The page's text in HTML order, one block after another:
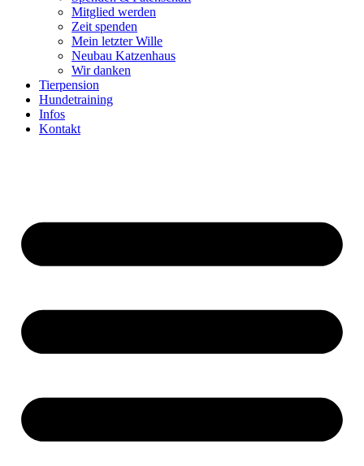
Mitglied werden
Zeit spenden
Mein letzter Wille
Neubau Katzenhaus
Wir danken
Tierpension
Hundetraining
Infos
Kontakt